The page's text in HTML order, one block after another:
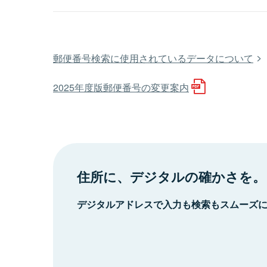
郵便番号検索に使用されているデータについて
2025年度版郵便番号の変更案内
住所に、デジタルの確かさを。
デジタルアドレスで入力も検索もスムーズ